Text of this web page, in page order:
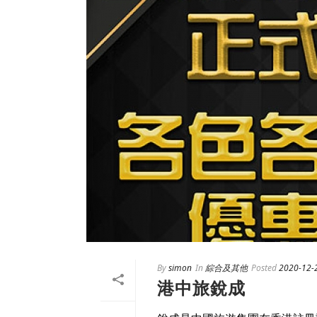
Bysimon In綜合及其他 Posted2020-12-
港中旅銳成